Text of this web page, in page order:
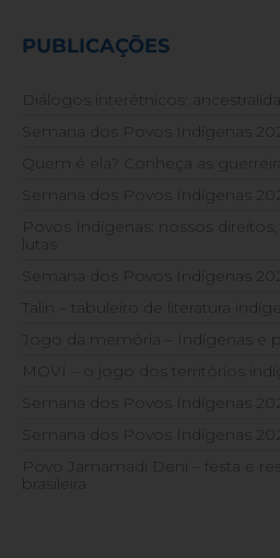
PUBLICAÇÕES
Diálogos interétnicos:
Semana dos Povos Indígenas
Quem é ela? Conheça as
Semana dos Povos Indígenas
Povos Indígenas: nossos direitos,
lutas
Semana dos Povos Indígenas
Talin – tabuleiro de literatura
Jogo da memória – Indígenas e
MOVÍ – o jogo dos territórios
Semana dos Povos Indígenas
Semana dos Povos Indígenas
Povo Jamamadi Deni – festa e
brasileira